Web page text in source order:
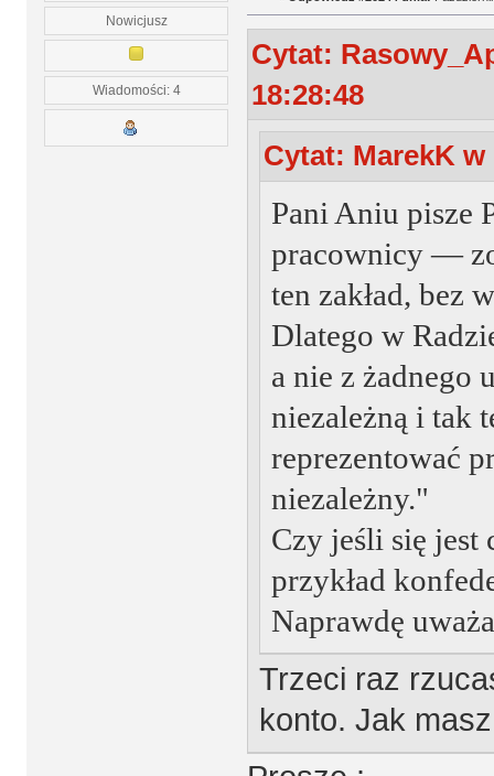
Nowicjusz
Wiadomości: 4
Cytat:
18:28:48
Cytat: MarekK w
Pani Aniu pisze
pracownicy —
ten zakład, bez
Dlatego w
a nie z żadnego
niezależną i tak
reprezentować
niezależny."
Czy jeśli się jest
przykład
Naprawdę
Trzeci raz
konto. Jak